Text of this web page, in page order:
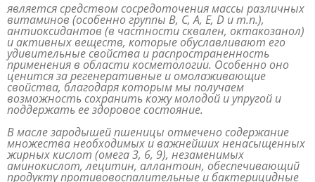
является средством сосредоточения массы различных
витаминов (особенно группы B, C, A, Е, D и т.п.),
антиоксидантов (в частности сквален, октакозанол)
и активных веществ, которые обуславливают его
удивительные свойства и распространенность
применения в области косметологии. Особенно оно
ценится за регенеративные и омолаживающие
свойства, благодаря которым мы получаем
возможность сохранить кожу молодой и упругой и
поддержать ее здоровое состояние.
В масле зародышей пшеницы отмечено содержание
множества необходимых и важнейших ненасыщенных
жирных кислот (омега 3, 6, 9), незаменимых
аминокислот, лецитин, аллантоин, обеспечивающий
продукту противовоспалительные и бактерицидные